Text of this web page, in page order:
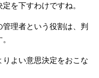
を下すわけですね。
理者という役割は、判
りよい意思決定をおこな